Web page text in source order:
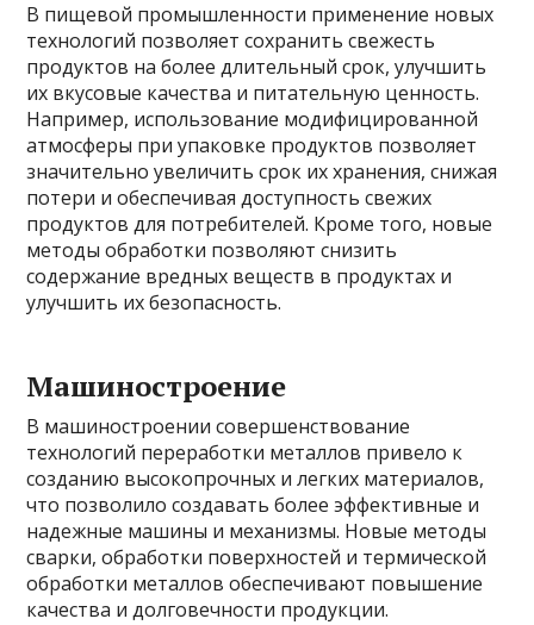
В пищевой промышленности применение новых
технологий позволяет сохранить свежесть
продуктов на более длительный срок, улучшить
их вкусовые качества и питательную ценность.
Например, использование модифицированной
атмосферы при упаковке продуктов позволяет
значительно увеличить срок их хранения, снижая
потери и обеспечивая доступность свежих
продуктов для потребителей. Кроме того, новые
методы обработки позволяют снизить
содержание вредных веществ в продуктах и
улучшить их безопасность.
Машиностроение
В машиностроении совершенствование
технологий переработки металлов привело к
созданию высокопрочных и легких материалов,
что позволило создавать более эффективные и
надежные машины и механизмы. Новые методы
сварки, обработки поверхностей и термической
обработки металлов обеспечивают повышение
качества и долговечности продукции.